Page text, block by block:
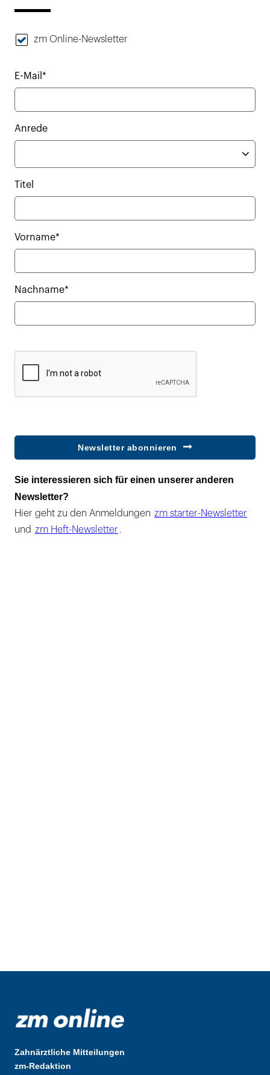
zm Online-Newsletter
E-Mail*
Anrede
Titel
Vorname*
Nachname*
Newsletter abonnieren
Sie interessieren sich für einen unserer anderen
Newsletter?
Hier geht zu den Anmeldungen zm starter-Newsletter
und zm Heft-Newsletter .
Zahnärztliche Mitteilungen
zm-Redaktion